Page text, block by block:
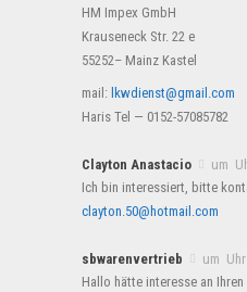
HM Impex GmbH
Krauseneck Str. 22 e
55252– Mainz Kastel
mail: lkwdienst@gmail.com
Haris Tel — 0152-57085782
Clayton Anastacio
um
Ich bin interessiert, bitte
clayton.50@hotmail.com
sbwarenvertrieb
um Uhr
Hallo hätte interesse an